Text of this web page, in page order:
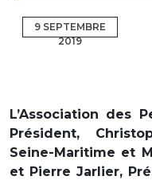
9 SEPTEMBRE
2019
L’Association des
Président,
Seine-Maritime et
et Pierre Jarlier,